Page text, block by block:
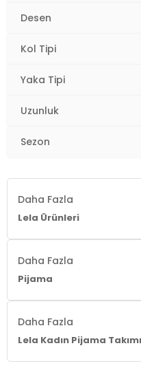
Desen
Kol Tipi
Yaka Tipi
Uzunluk
Sezon
Daha Fazla
Lela Ürünleri
Daha Fazla
Pijama
Daha Fazla
Lela Kadın Pijama Takımı